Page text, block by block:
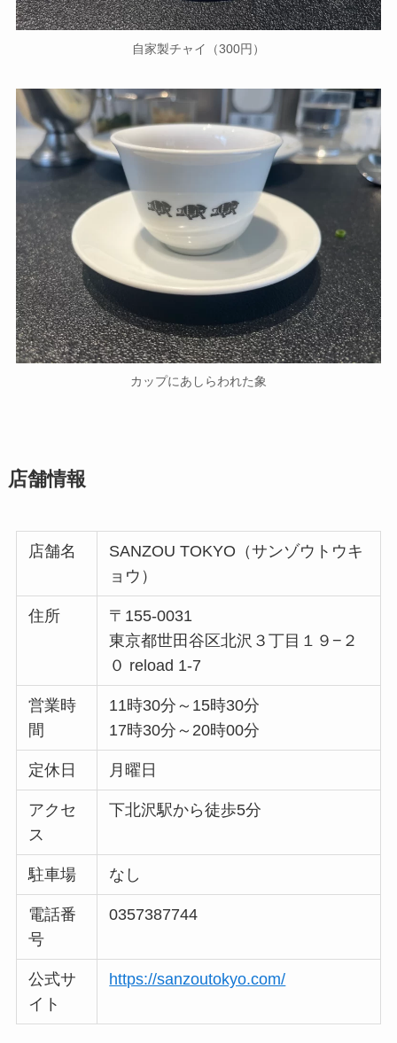
自家製チャイ（300円）
カップにあしらわれた象
店舗情報
店舗名
SANZOU TOKYO（サンゾウトウキ
ョウ）
住所
〒155-0031
東京都世田谷区北沢３丁目１９−２
０ reload 1-7
営業時
間
11時30分～15時30分
17時30分～20時00分
定休日 月曜日
アクセ
ス
下北沢駅から徒歩5分
駐車場 なし
電話番
号
0357387744
公式サ
イト
https://sanzoutokyo.com/